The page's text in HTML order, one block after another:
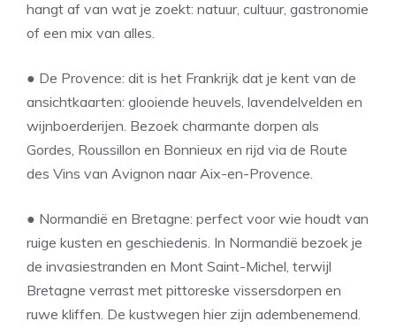
hangt af van wat je zoekt: natuur, cultuur, gastronomie
of een mix van alles.
● De Provence: dit is het Frankrijk dat je kent van de
ansichtkaarten: glooiende heuvels, lavendelvelden en
wijnboerderijen. Bezoek charmante dorpen als
Gordes, Roussillon en Bonnieux en rijd via de Route
des Vins van Avignon naar Aix-en-Provence.
● Normandië en Bretagne: perfect voor wie houdt van
ruige kusten en geschiedenis. In Normandië bezoek je
de invasiestranden en Mont Saint-Michel, terwijl
Bretagne verrast met pittoreske vissersdorpen en
ruwe kliffen. De kustwegen hier zijn adembenemend.